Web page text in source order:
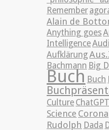
Remember
Alain de
Anything goes
Intelligence
Aufklärung
Bachmann Big
Buch Buch
Culture ChatGPT
Science Corona
Rudolph Dada